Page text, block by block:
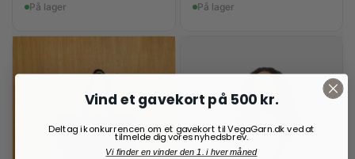
På lager På lager
Vind et gavekort på 500 kr.
Deltag i konkurrencen om et gavekort til VegaGarn.dk ved at
tilmelde dig vores nyhedsbrev.
Vi finder en vinder den 1. i hver måned